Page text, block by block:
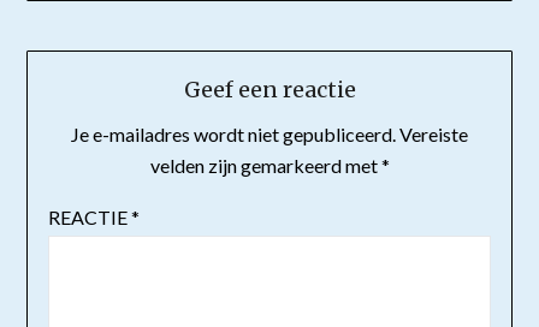
Geef een reactie
Je e-mailadres wordt niet gepubliceerd. Vereiste
velden zijn gemarkeerd met*
REACTIE*